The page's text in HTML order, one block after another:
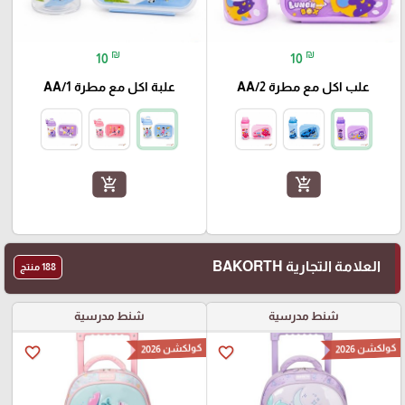
10 ₪
علب اكل مع مطرة AA/2
add_shopping_cart
10 ₪
علبة اكل مع مطرة AA/1
add_shopping_cart
العلامة التجارية BAKORTH 188 منتج
شنط مدرسية
favorite_border كولكشن 2026
شنط مدرسية
favorite_border كولكشن 2026